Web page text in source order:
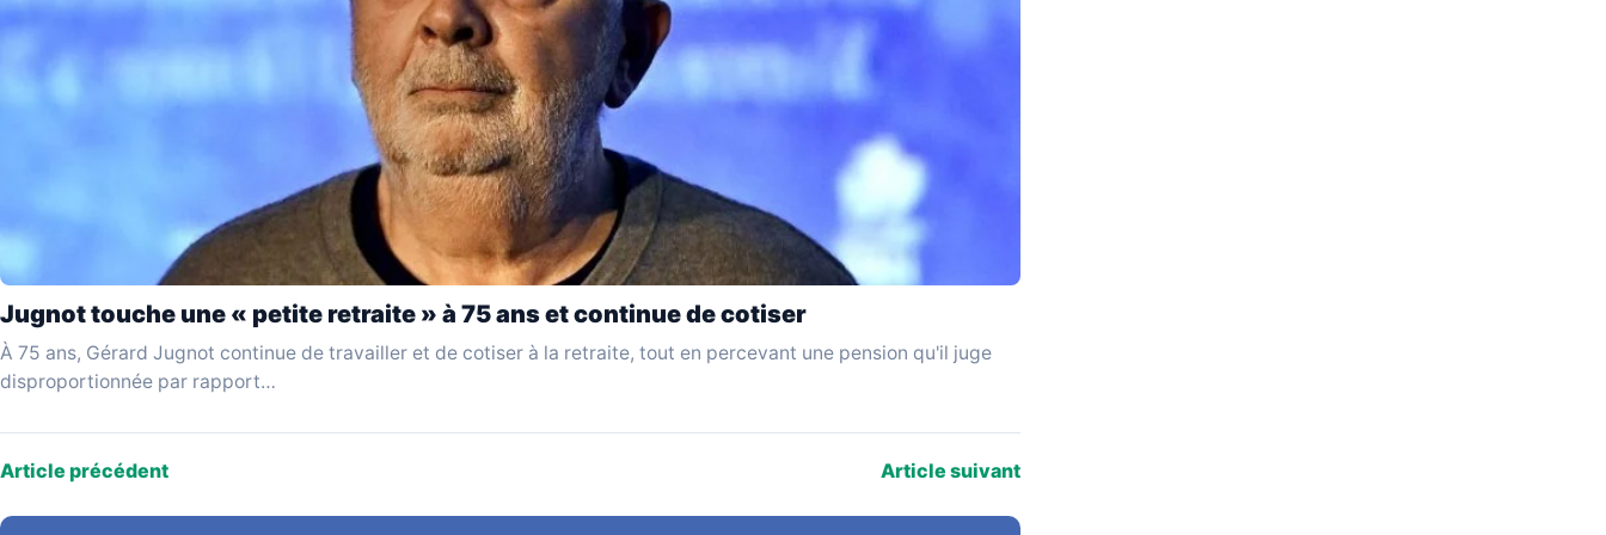
Jugnot touche une « petite retraite » à 75 ans et continue de cotiser
À 75 ans, Gérard Jugnot continue de travailler et de cotiser à la retraite, tout en percevant une pension qu'il juge
disproportionnée par rapport…
Article précédent Article suivant